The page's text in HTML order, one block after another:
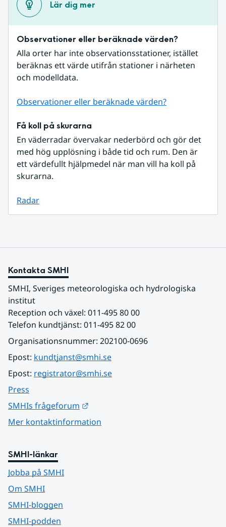
Lär dig mer
Observationer eller beräknade värden?
Alla orter har inte observationsstationer, istället
beräknas ett värde utifrån stationer i närheten
och modelldata.
Observationer eller beräknade värden?
Få koll på skurarna
En väderradar övervakar nederbörd och gör det
med hög upplösning i både tid och rum. Den är
ett värdefullt hjälpmedel när man vill ha koll på
skurarna.
Radar
Kontakta SMHI
SMHI, Sveriges meteorologiska och hydrologiska
institut
Reception och växel: 011-495 80 00
Telefon kundtjänst: 011-495 82 00
Organisationsnummer: 202100-0696
Epost: kundtjanst@smhi.se
Epost: registrator@smhi.se
Press
SMHIs frågeforum
Mer kontaktinformation
SMHI-länkar
Jobba på SMHI
Om SMHI
SMHI-bloggen
SMHI-podden